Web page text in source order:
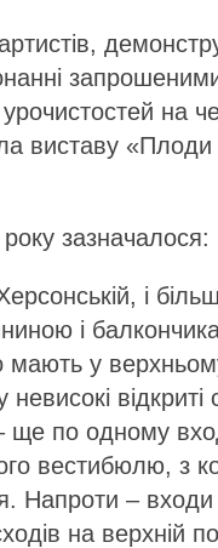
на
виставу «Плоди
зазначалося:
і
і
мають у
ще по одному
вестибюлю, з
Напроти –
на верхній